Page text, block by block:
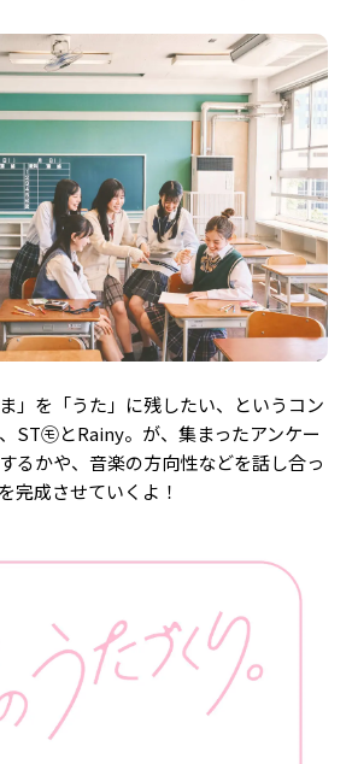
」を「うた」に残したい、というコン
ST㋲とRainy。が、集まったアンケー
るかや、音楽の方向性などを話し合っ
完成させていくよ！